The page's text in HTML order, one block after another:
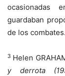
ocasionadas
guardaban
de los combates.
3 Helen
y derrota